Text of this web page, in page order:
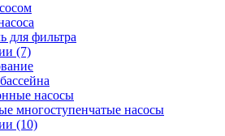
для фильтра
(7)
насосы
многоступенчатые насосы
(10)